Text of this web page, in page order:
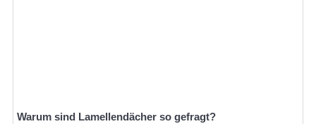
Warum sind Lamellendächer so gefragt?